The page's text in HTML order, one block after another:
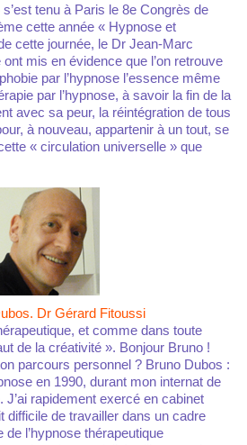
tenu à Paris le 8e Congrès de
cette année « Hypnose et
cette journée, le Dr Jean-Marc
mis en évidence que l’on retrouve
par l’hypnose l’essence même
par l’hypnose, à savoir la fin de la
avec sa peur, la réintégration de tous
à nouveau, appartenir à un tout, se
« circulation universelle » que
Dr Gérard Fitoussi
et comme dans toute
de la créativité ». Bonjour Bruno !
parcours personnel ? Bruno Dubos :
en 1990, durant mon internat de
rapidement exercé en cabinet
difficile de travailler dans un cadre
de l’hypnose thérapeutique